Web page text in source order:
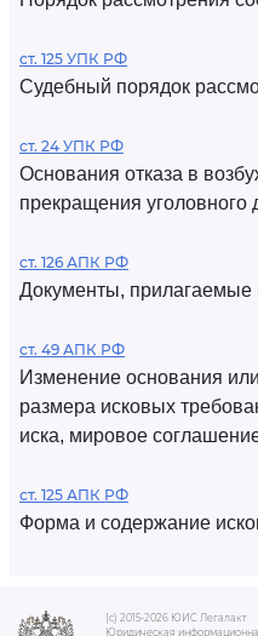
ст. 125 УПК РФ
Судебный порядок
ст. 24 УПК РФ
Основания отказа в
прекращения уголовного
ст. 126 АПК РФ
Документы, прилагаемые
ст. 49 АПК РФ
Изменение основания
размера исковых
иска, мировое
ст. 125 АПК РФ
Форма и содержание
(c) 2015-2026 ЮИС Легалакт
Юридическая